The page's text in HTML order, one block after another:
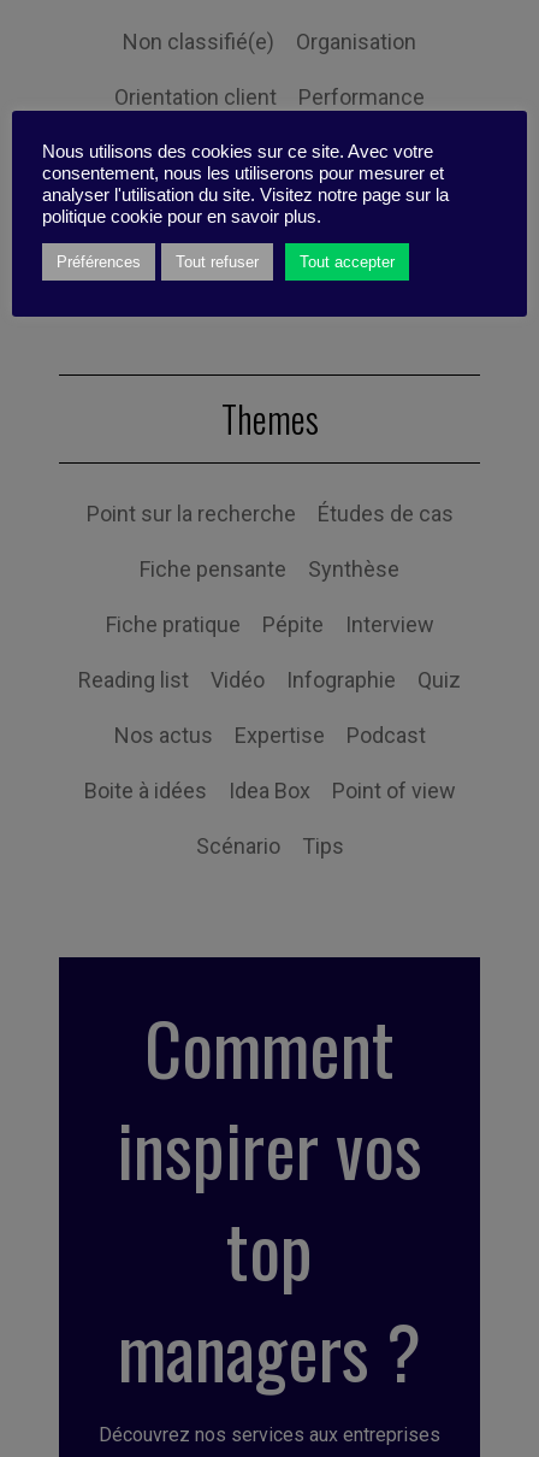
Non classifié(e) Organisation
Orientation client Performance
Prospective Responsabilité sociale
Ressources humaines Stratégie
Expertise
Themes
Point sur la recherche Études de cas
Fiche pensante Synthèse
Fiche pratique Pépite Interview
Reading list Vidéo Infographie Quiz
Nos actus Expertise Podcast
Boite à idées Idea Box Point of view
Scénario Tips
Comment
inspirer vos
top
managers ?
Découvrez nos services aux entreprises
Nous utilisons des cookies sur ce site. Avec votre
consentement, nous les utiliserons pour mesurer et
analyser l'utilisation du site. Visitez notre page sur la
politique cookie pour en savoir plus.
Préférences Tout refuser Tout accepter